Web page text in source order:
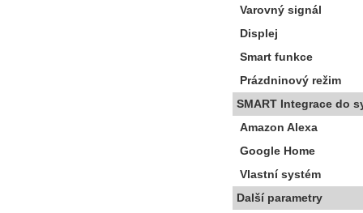
Varovný signál
Displej
Smart funkce
Prázdninový režim
SMART Integrace do
Amazon Alexa
Google Home
Vlastní systém
Další parametry